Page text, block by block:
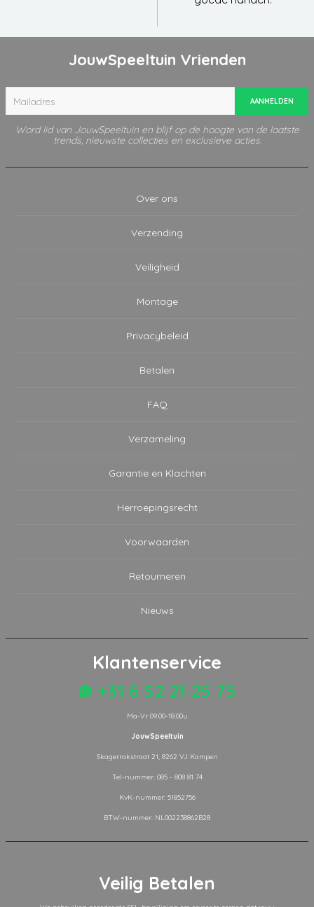
JouwSpeeltuin Vrienden
AANMELDEN
Word lid van JouwSpeeltuin en blijf op de hoogte van de laatste
trends, nieuwste collecties en exclusieve acties.
Over ons
Verzending
Veiligheid
Montage
Privacybeleid
Betalen
FAQ
Verzameling
Garantie en Klachten
Herroepingsrecht
Voorwaarden
Retourneren
Nieuws
Klantenservice
+31 6 52 21 25 75
Ma-Vr 09.00-18.00u
JouwSpeeltuin
Skagerrakstraat 21, 8262 VJ Kampen
Tel-nummer: 085 - 808 81 74
KvK-nummer: 51852756
BTW-nummer: NL002238862B28
Veilig Betalen